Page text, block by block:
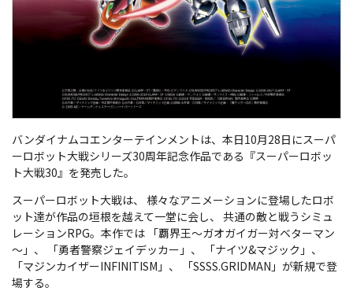
バンダイナムコエンターテインメントは、本日10月28日にスーパ
ーロボット大戦シリーズ30周年記念作品である『スーパーロボッ
ト大戦30』を発売した。
スーパーロボット大戦は、 様々なアニメーションに登場したロボ
ット達が作品の垣根を越えて一堂に会し、 共通の敵と戦うシミュ
レーションRPG。本作では 「覇界王～ガオガイガー対ベターマン
～」、 「勇者警察ジェイデッカー」、 「ナイツ&マジック」、
「マジンカイザーINFINITISM」、 「SSSS.GRIDMAN」が新規で登
場する。